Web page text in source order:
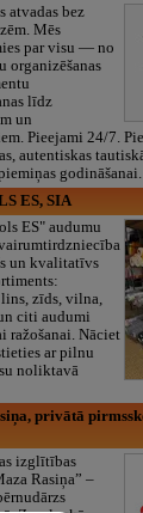
atvadas bez
Mēs
par visu — no
organizēšanas
līdz
un
Pieejami 24/7.
autentiskas
godināšanai.
ES, SIA
ES" audumu
un kvalitatīvs
zīds, vilna,
citi audumi
ražošanai. Nāciet
ar pilnu
noliktavā
privātā
izglītības
Rasiņa” –